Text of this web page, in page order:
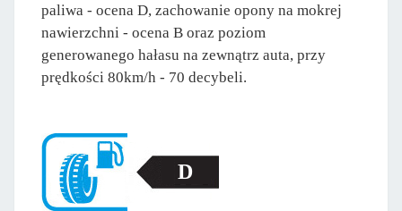
paliwa - ocena D, zachowanie opony na mokrej
nawierzchni - ocena B oraz poziom
generowanego hałasu na zewnątrz auta, przy
prędkości 80km/h - 70 decybeli.
D